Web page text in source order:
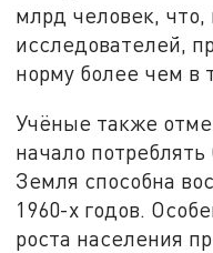
млрд человек,
исследователей,
норму более чем в
Учёные также
начало
Земля способна
1960-х годов.
роста населения